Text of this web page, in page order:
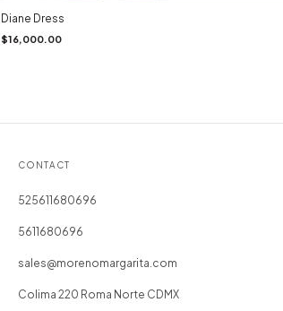
Diane Dress
$16,000.00
CONTACT
525611680696
5611680696
sales@morenomargarita.com
Colima 220 Roma Norte CDMX